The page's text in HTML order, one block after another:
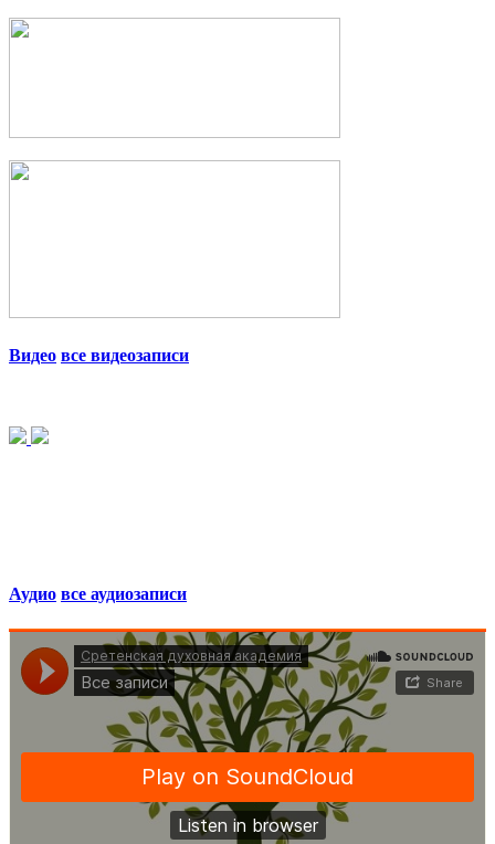
Видео все видеозаписи
Аудио все аудиозаписи